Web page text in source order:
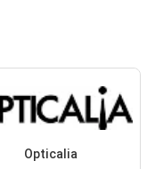
Opticalia